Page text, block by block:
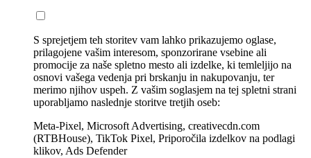
S sprejetjem teh storitev vam lahko prikazujemo oglase,
prilagojene vašim interesom, sponzorirane vsebine ali
promocije za naše spletno mesto ali izdelke, ki temleljijo na
osnovi vašega vedenja pri brskanju in nakupovanju, ter
merimo njihov uspeh. Z vašim soglasjem na tej spletni strani
uporabljamo naslednje storitve tretjih oseb:
Meta-Pixel, Microsoft Advertising, creativecdn.com
(RTBHouse), TikTok Pixel, Priporočila izdelkov na podlagi
klikov, Ads Defender